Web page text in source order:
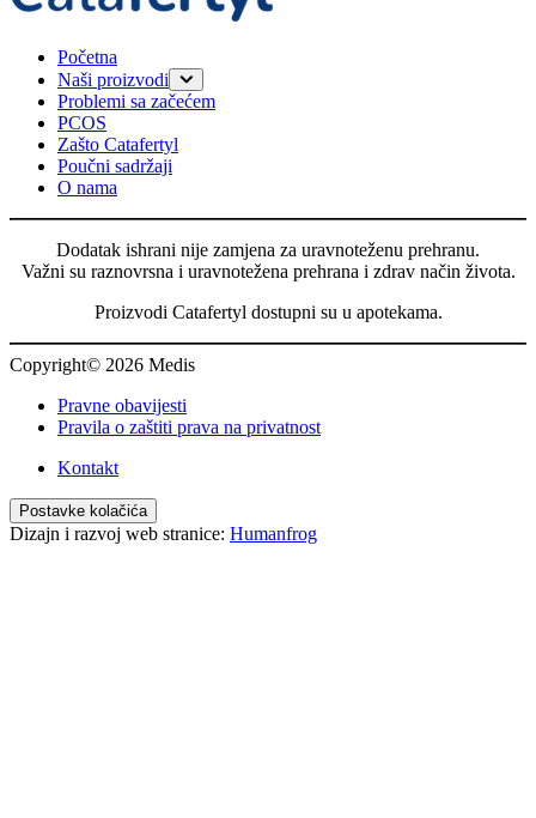
Početna
Naši proizvodi
Catafertyl FOR HER
Problemi sa začećem
PCOS
Zašto Catafertyl
Poučni sadržaji
O nama
Dodatak ishrani nije zamjena za uravnoteženu prehranu.
Važni su raznovrsna i uravnotežena prehrana i zdrav način života.
Proizvodi Catafertyl dostupni su u apotekama.
Copyright© 2026 Medis
Pravne obavijesti
Pravila o zaštiti prava na privatnost
Kontakt
Postavke kolačića
Dizajn i razvoj web stranice: Humanfrog